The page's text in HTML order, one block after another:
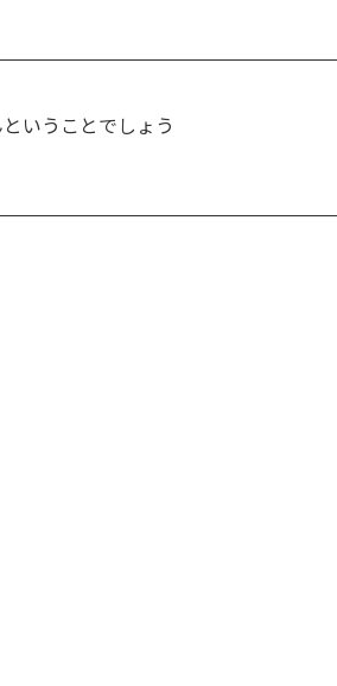
いうことでしょう